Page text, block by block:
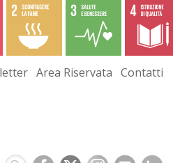
Area Riservata Contatti